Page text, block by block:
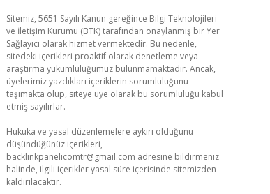
Sitemiz, 5651 Sayılı Kanun gereğince Bilgi Teknolojileri
ve İletişim Kurumu (BTK) tarafından onaylanmış bir Yer
Sağlayıcı olarak hizmet vermektedir. Bu nedenle,
sitedeki içerikleri proaktif olarak denetleme veya
araştırma yükümlülüğümüz bulunmamaktadır. Ancak,
üyelerimiz yazdıkları içeriklerin sorumluluğunu
taşımakta olup, siteye üye olarak bu sorumluluğu kabul
etmiş sayılırlar.
Hukuka ve yasal düzenlemelere aykırı olduğunu
düşündüğünüz içerikleri,
backlinkpanelicomtr@gmail.com adresine bildirmeniz
halinde, ilgili içerikler yasal süre içerisinde sitemizden
kaldırılacaktır.